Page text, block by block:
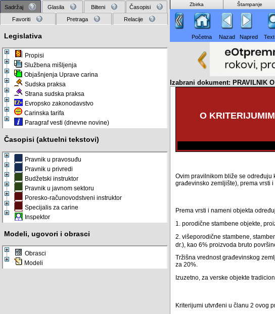
Sadržaj Glasila Bilteni
Časopisi
Favoriti
Pretraga Relacije
Legislativa
Propisi
Službena mišljenja
Objašnjenja Uprave carina
Sudska praksa
Strana sudska praksa
Evropsko zakonodavstvo
Carinska tarifa
Paragraf vesti (dnevne novine)
Časopisi (aktuelni tekstovi)
Pravnik u pravosuđu
Pravnik u privredi
Budžetski instruktor
Pravnik u javnom sektoru
Poresko-računovodstveni instruktor
Specijalis za carine
Inspektor
Modeli, ugovori i obrasci
Obrasci
Modeli
Zbirka Štampanje
Početna Nazad Napred
Izabrani dokument: PRAVILNIK
O
Ovim pravilnikom bliže se određuju
građevinsko zemljište), prema vrsti
Prema vrsti i nameni objekta
1. porodične stambene objekte,
2. višeporodične stambene,
dr.), kao 6% proizvoda bruto
Tržišna vrednost građevinskog
za 20%.
Izuzetno, za verske objekte
Kriterijumi utvrđeni u članu 2 ovog